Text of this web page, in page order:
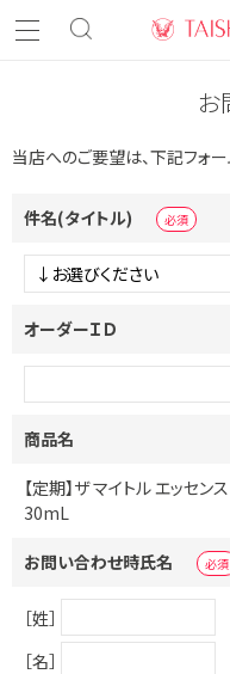
お
当店へのご要望は、下記フォ
件名(タイトル)
オーダーＩＤ
商品名
【定期】ザ マイトル エッセ
30mL
お問い合わせ時氏名
［姓］
［名］